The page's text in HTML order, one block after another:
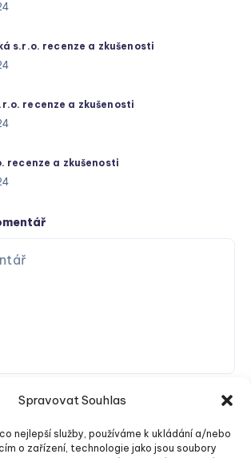
Spravovat Souhlas
nejlepší služby, používáme k ukládání a/nebo
o zařízení, technologie jako jsou soubory
s.r.o. recenze a zkušenosti
recenze a zkušenosti
recenze a zkušenosti